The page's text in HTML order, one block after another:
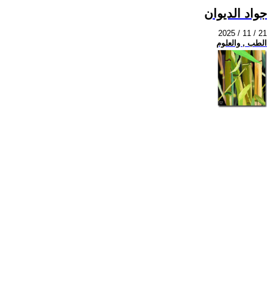
جواد الديوان
2025 / 11 / 21
الطب , والعلوم